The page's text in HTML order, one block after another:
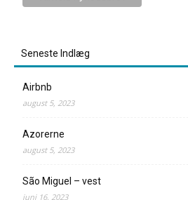
Seneste Indlæg
Airbnb
august 5, 2023
Azorerne
august 5, 2023
São Miguel – vest
juni 16, 2023